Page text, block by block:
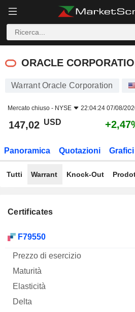
ORACLE CORPORATION
ORACLE
Warrant Oracle Corporation
Mercato chiuso - NYSE 22:04:24 07/08/
147,02 USD
Panoramica Quotazioni Grafici
Tutti Warrant Knock-Out
Certificates
Mnemo Tipo
esercizio
F79550